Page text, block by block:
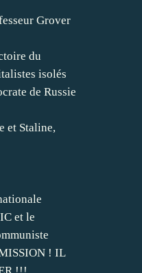
Grover
du
isolés
de Russie
et Staline,
et le
! IL